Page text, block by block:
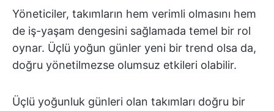
Yöneticiler, takımların hem verimli olmasını hem
de iş-yaşam dengesini sağlamada temel bir rol
oynar. Üçlü yoğun günler yeni bir trend olsa da,
doğru yönetilmezse olumsuz etkileri olabilir.
Üçlü yoğunluk günleri olan takımları doğru bir